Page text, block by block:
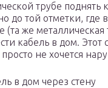
трубе поднять
до той отметки, где
(та же
кабель в дом. Этот
не хочется
в дом через стену